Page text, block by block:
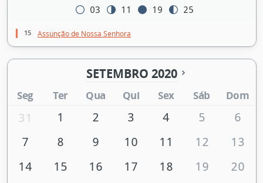
03 11 19 25
15 Assunção de Nossa Senhora
SETEMBRO 2020
Seg Ter Qua Qui Sex Sáb Dom
31 1 2 3 4 5
6
7
8 9 10 11 12
13
14
15 16 17 18 19
20